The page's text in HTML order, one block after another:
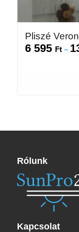
Pliszé
6 595 Ft –
Rólunk
Kapcsolat